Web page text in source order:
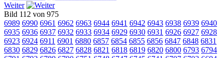
Weiter
Bild 112 von 975
6989 6990 6961 6962 6963 6944 6941 6942 6943 6938 6939 6940
6935 6936 6937 6932 6933 6934 6929 6930 6931 6926 6927 6928
6923 6924 6911 6901 6880 6857 6854 6855 6856 6847 6848 6831
6830 6829 6826 6827 6828 6821 6818 6819 6820 6800 6793 6794